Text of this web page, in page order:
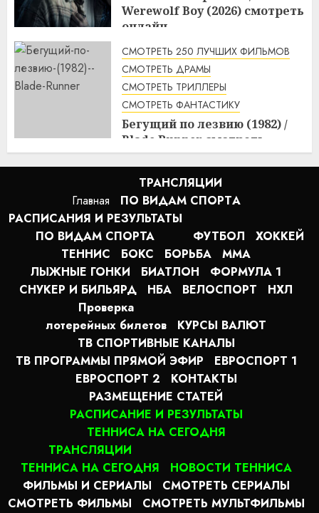
Werewolf Boy (2026) смотреть
онлайн
3:10 10.08.2026
СМОТРЕТЬ 250 ЛУЧШИХ ФИЛЬМОВ
СМОТРЕТЬ ДРАМЫ
СМОТРЕТЬ ТРИЛЛЕРЫ
СМОТРЕТЬ ФАНТАСТИКУ
Бегущий по лезвию (1982) /
Blade Runner смотреть
онлайн
Главная
ТРАНСЛЯЦИИ
ПО ВИДАМ СПОРТA
РАСПИСАНИЯ И РЕЗУЛЬТАТЫ
ПО ВИДАМ СПОРТА
ФУТБОЛ
ХОККЕЙ
ТЕННИС
БОКС БОРЬБА
MMA
ЛЫЖНЫЕ ГОНКИ
БИАТЛОН
ФОРМУЛА 1
СНУКЕР И БИЛЬЯРД
НБА ВЕЛОСПОРТ
НХЛ
Проверка
лотерейных билетов
КУРСЫ ВАЛЮТ
ТВ СПОРТИВНЫЕ КАНАЛЫ
ТВ ПРОГРАММЫ ПРЯМОЙ ЭФИР
ЕВРОСПОРТ 1
ЕВРОСПОРТ 2
КОНТАКТЫ
РАЗМЕЩЕНИЕ СТАТЕЙ
РАСПИСАНИЕ И РЕЗУЛЬТАТЫ
ТЕННИСА НА СЕГОДНЯ
ТРАНСЛЯЦИИ
ТЕННИСА НА СЕГОДНЯ
НОВОСТИ ТЕННИСА
ФИЛЬМЫ И СЕРИАЛЫ
СМОТРЕТЬ СЕРИАЛЫ
СМОТРЕТЬ ФИЛЬМЫ
СМОТРЕТЬ МУЛЬТФИЛЬМЫ